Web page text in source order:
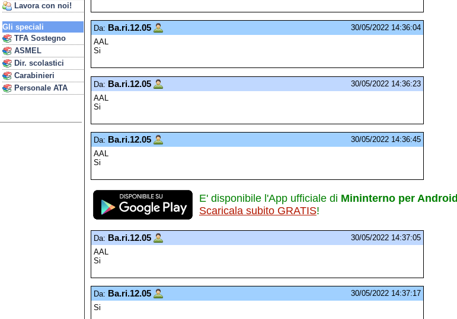
Lavora con noi!
Gli speciali
TFA Sostegno
ASMEL
Dir. scolastici
Carabinieri
Personale ATA
Da: Ba.ri.12.05
30/05/2022 14:36:04
AAL
Si
Da: Ba.ri.12.05
30/05/2022 14:36:23
AAL
Si
Da: Ba.ri.12.05
30/05/2022 14:36:45
AAL
Si
E' disponibile l'App ufficiale di Mininterno per Android
Scaricala subito GRATIS!
Da: Ba.ri.12.05
30/05/2022 14:37:05
AAL
Si
Da: Ba.ri.12.05
30/05/2022 14:37:17
Si